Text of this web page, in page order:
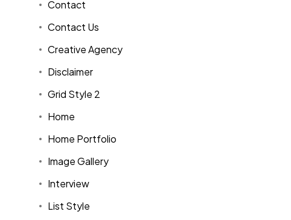
Contact
Contact Us
Creative Agency
Disclaimer
Grid Style 2
Home
Home Portfolio
Image Gallery
Interview
List Style